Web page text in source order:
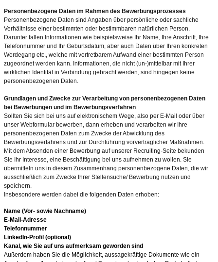
Personenbezogene Daten im Rahmen des Bewerbungsprozesses
Personenbezogene Daten sind Angaben über persönliche oder sachliche
Verhältnisse einer bestimmten oder bestimmbaren natürlichen Person.
Darunter fallen Informationen wie beispielsweise Ihr Name, Ihre Anschrift, Ihre
Telefonnummer und Ihr Geburtsdatum, aber auch Daten über Ihren konkreten
Werdegang etc., welche mit vertretbarem Aufwand einer bestimmten Person
zugeordnet werden kann. Informationen, die nicht (un-)mittelbar mit Ihrer
wirklichen Identität in Verbindung gebracht werden, sind hingegen keine
personenbezogenen Daten.
Grundlagen und Zwecke zur Verarbeitung von personenbezogenen Daten
bei Bewerbungen und im Bewerbungsverfahren
Sollten Sie sich bei uns auf elektronischem Wege, also per E-Mail oder über
unser Webformular bewerben, dann erheben und verarbeiten wir Ihre
personenbezogenen Daten zum Zwecke der Abwicklung des
Bewerbungsverfahrens und zur Durchführung vorvertraglicher Maßnahmen.
Mit dem Absenden einer Bewerbung auf unserer Recruiting-Seite bekunden
Sie Ihr Interesse, eine Beschäftigung bei uns aufnehmen zu wollen. Sie
übermitteln uns in diesem Zusammenhang personenbezogene Daten, die wir
ausschließlich zum Zwecke Ihrer Stellensuche/ Bewerbung nutzen und
speichern.
Insbesondere werden dabei die folgenden Daten erhoben:
Name (Vor- sowie Nachname)
E-Mail-Adresse
Telefonnummer
LinkedIn-Profil (optional)
Kanal, wie Sie auf uns aufmerksam geworden sind
Außerdem haben Sie die Möglichkeit, aussagekräftige Dokumente wie ein